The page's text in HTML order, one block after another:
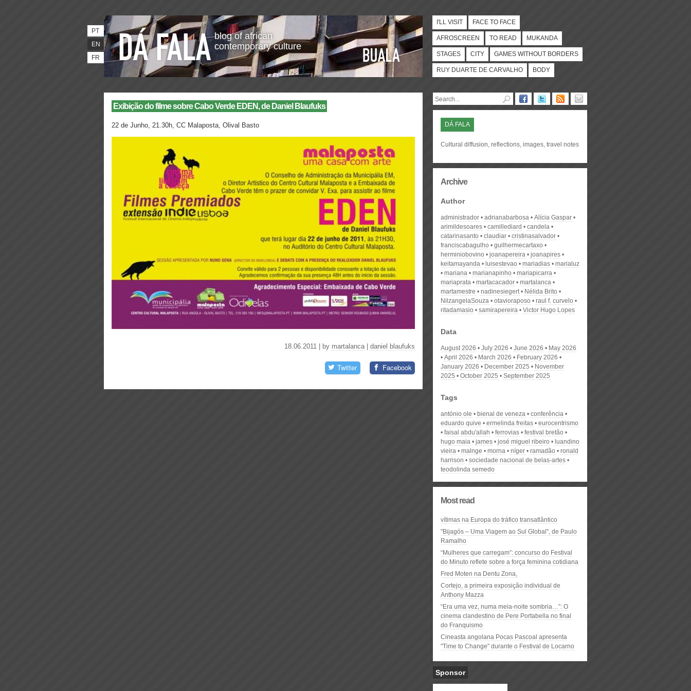
blog of african
contemporary culture
PT
EN
FR
I'LL VISIT FACE TO FACE
AFROSCREEN TO READ MUKANDA
STAGES CITY GAMES WITHOUT BORDERS
RUY DUARTE DE CARVALHO BODY
Exibição do filme sobre Cabo Verde EDEN, de Daniel Blaufuks
22 de Junho, 21.30h, CC Malaposta, Olival Basto
18.06.2011 | by martalanca| daniel blaufuks
Twitter Facebook
DÁ FALA
Cultural diffusion, reflections, images, travel notes
Archive
Author
administrador adrianabarbosa
Alícia Gaspar
arimildesoares
camillediard
candela
catarinasanto
claudiar
cristinasalvador
franciscabagulho
guilhermecartaxo
herminiobovino
joanapereira
joanapires
keitamayanda
luisestevao mariadias
marialuz
mariana
marianapinho
mariapicarra
mariaprata
martacacador
martalanca
martamestre
nadinesiegert
Nélida Brito
NilzangelaSouza
otavioraposo
raul f. curvelo
ritadamasio
samirapereira Victor Hugo Lopes
Data
August 2026 July 2026 June 2026
May 2026
April 2026
March 2026
February 2026
January 2026
December 2025
November
2025
October 2025 September 2025
Tags
antónio ole bienal de veneza
conferência
eduardo quive
ermelinda freitas
eurocentrismo
faisal abdu'allah
ferrovias
festival bretão
hugo maia
james josé miguel ribeiro
luandino
vieira
malnge morna níger ramadão
ronald
harrison
sociedade nacional de belas-artes
teodolinda semedo
Most read
vítimas na Europa do tráfico transatlântico
"Bijagós – Uma Viagem ao Sul Global", de Paulo
Ramalho
“Mulheres que carregam”: concurso do Festival
do Minuto reflete sobre a força feminina cotidiana
Fred Moten na Dentu Zona,
Cortejo, a primeira exposição individual de
Anthony Mazza
“Era uma vez, numa meia-noite sombria…”: O
cinema clandestino de Pere Portabella no final
do Franquismo
Cineasta angolana Pocas Pascoal apresenta
"Time to Change" durante o Festival de Locarno
Sponsor